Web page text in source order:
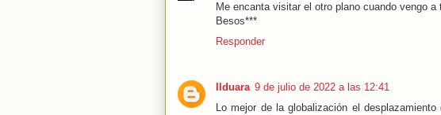
Me encanta visitar el otro plano cuando vengo a
Besos***
Responder
Ilduara 9 de julio de 2022 a las 12:41
Lo mejor de la globalización el